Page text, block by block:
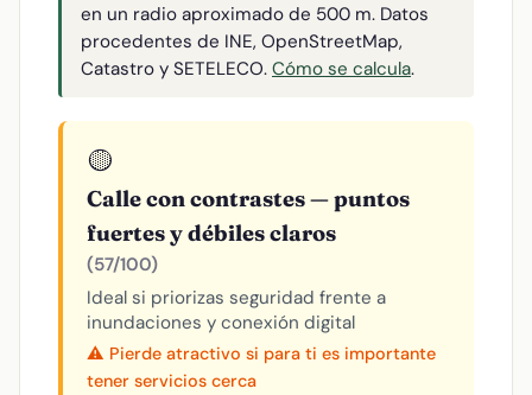
en un radio aproximado de 500 m. Datos
procedentes de INE, OpenStreetMap,
Catastro y SETELECO. Cómo se calcula.
🟡
Calle con contrastes — puntos
fuertes y débiles claros
(57/100)
Ideal si priorizas seguridad frente a
inundaciones y conexión digital
⚠️ Pierde atractivo si para ti es importante
tener servicios cerca